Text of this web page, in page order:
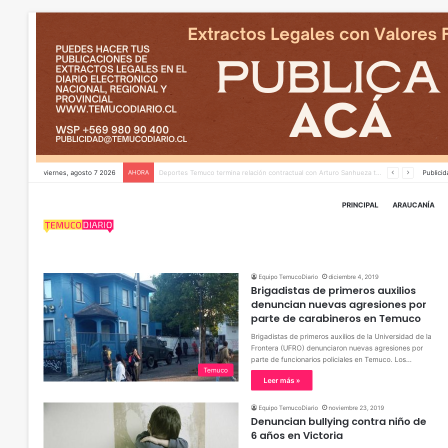
viernes, agosto 7 2026 AHORA Cámaras municipales de Temuco detectaron la comercialización de tonelada y media de mercadería asiática ilegal
PRINCIPAL ARAUCANÍA
Denuncian
Temuco
Equipo TemucoDiario diciembre 4, 2019
Brigadistas de primeros auxilios
denuncian nuevas agresiones por
parte de carabineros en Temuco
Brigadistas de primeros auxilios de la Universidad de la
Frontera (UFRO) denunciaron nuevas agresiones por
parte de funcionarios policiales en Temuco. Los…
Leer más »
Equipo TemucoDiario noviembre 23, 2019
Denuncian bullying contra niño de
6 años en Victoria